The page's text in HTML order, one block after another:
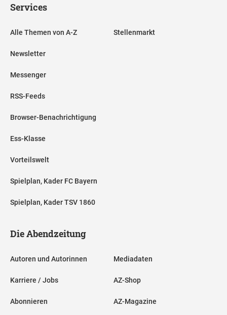
Services
Alle Themen von A-Z
Newsletter
Messenger
RSS-Feeds
Browser-Benachrichtigung
Ess-Klasse
Vorteilswelt
Spielplan, Kader FC Bayern
Spielplan, Kader TSV 1860
Stellenmarkt
Die Abendzeitung
Autoren und Autorinnen
Karriere / Jobs
Abonnieren
Mediadaten
AZ-Shop
AZ-Magazine